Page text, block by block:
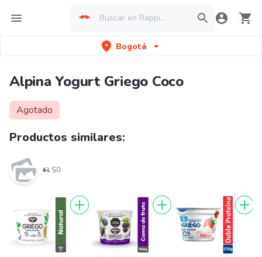
Bogotá
Alpina Yogurt Griego Coco
Agotado
Productos similares:
$0